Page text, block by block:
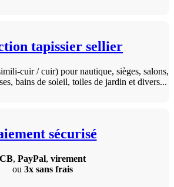
tapissier sellier
cuir / cuir) pour nautique, sièges, salons,
bains de soleil, toiles de jardin et divers...
sécurisé
CB, PayPal, virement
ou 3x sans frais